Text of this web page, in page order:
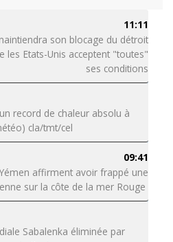
11:11
son blocage du détroit
les Etats-Unis acceptent "toutes"
ses conditions
record de chaleur absolu à
cla/tmt/cel
09:41
affirment avoir frappé une
sur la côte de la mer Rouge
Sabalenka éliminée par